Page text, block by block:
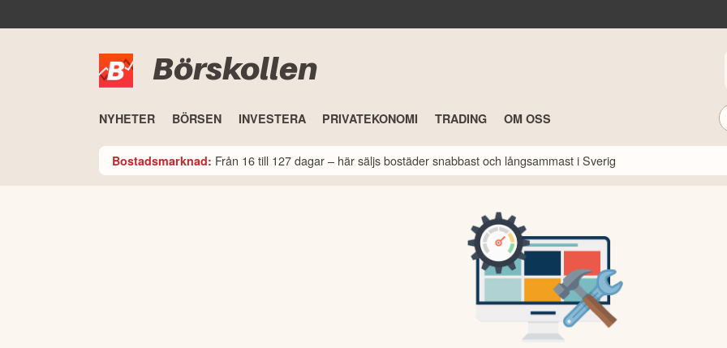
Börskollen
NYHETER BÖRSEN INVESTERA PRIVATEKONOMI TRADING OM OSS
Bostadsmarknad: Från 16 till 127 dagar – här säljs bostäder snabbast och långsammast i Sverig